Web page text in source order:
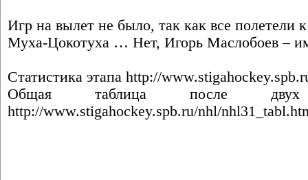
Игр на вылет не было, так как все полетели
Муха-Цокотуха … Нет, Игорь Маслобоев –
Статистика этапа http://
Общая таблица после двух
http://www.stigahockey.spb.ru/nhl/